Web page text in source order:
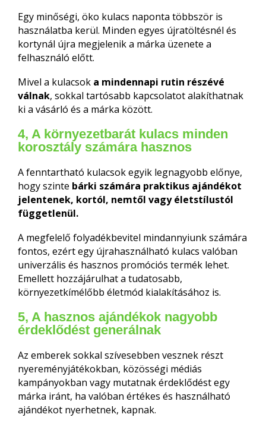
Egy minőségi, öko kulacs naponta többször is
használatba kerül. Minden egyes újratöltésnél és
kortynál újra megjelenik a márka üzenete a
felhasználó előtt.
Mivel a kulacsok a mindennapi rutin részévé
válnak, sokkal tartósabb kapcsolatot alakíthatnak
ki a vásárló és a márka között.
4, A környezetbarát kulacs minden
korosztály számára hasznos
A fenntartható kulacsok egyik legnagyobb előnye,
hogy szinte bárki számára praktikus ajándékot
jelentenek, kortól, nemtől vagy életstílustól
függetlenül.
A megfelelő folyadékbevitel mindannyiunk számára
fontos, ezért egy újrahasználható kulacs valóban
univerzális és hasznos promóciós termék lehet.
Emellett hozzájárulhat a tudatosabb,
környezetkímélőbb életmód kialakításához is.
5, A hasznos ajándékok nagyobb
érdeklődést generálnak
Az emberek sokkal szívesebben vesznek részt
nyereményjátékokban, közösségi médiás
kampányokban vagy mutatnak érdeklődést egy
márka iránt, ha valóban értékes és használható
ajándékot nyerhetnek, kapnak.